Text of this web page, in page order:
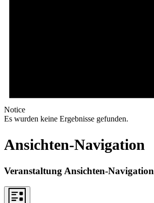
Notice
Es wurden keine Ergebnisse gefunden.
Ansichten-Navigation
Veranstaltung Ansichten-Navigation